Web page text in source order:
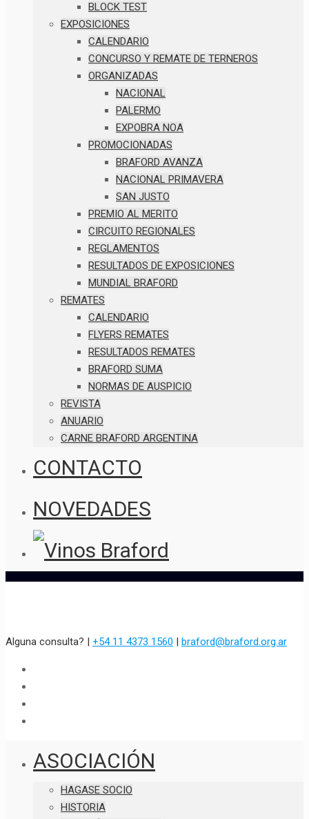
BLOCK TEST
EXPOSICIONES
CALENDARIO
CONCURSO Y REMATE DE TERNEROS
ORGANIZADAS
NACIONAL
PALERMO
EXPOBRA NOA
PROMOCIONADAS
BRAFORD AVANZA
NACIONAL PRIMAVERA
SAN JUSTO
PREMIO AL MERITO
CIRCUITO REGIONALES
REGLAMENTOS
RESULTADOS DE EXPOSICIONES
MUNDIAL BRAFORD
REMATES
CALENDARIO
FLYERS REMATES
RESULTADOS REMATES
BRAFORD SUMA
NORMAS DE AUSPICIO
REVISTA
ANUARIO
CARNE BRAFORD ARGENTINA
CONTACTO
NOVEDADES
Alguna consulta? | +54 11 4373 1560 | braford@braford.org.ar
ASOCIACIÓN
HAGASE SOCIO
HISTORIA